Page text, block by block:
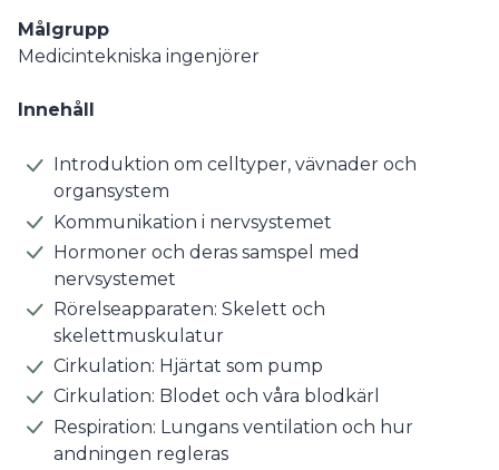
Målgrupp
Medicintekniska ingenjörer
Innehåll
Introduktion om celltyper, vävnader och
organsystem
Kommunikation i nervsystemet
Hormoner och deras samspel med
nervsystemet
Rörelseapparaten: Skelett och
skelettmuskulatur
Cirkulation: Hjärtat som pump
Cirkulation: Blodet och våra blodkärl
Respiration: Lungans ventilation och hur
andningen regleras